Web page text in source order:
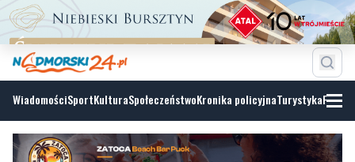
WiadomościSportKulturaSpołeczeństwoKronika policyjnaTurystyka